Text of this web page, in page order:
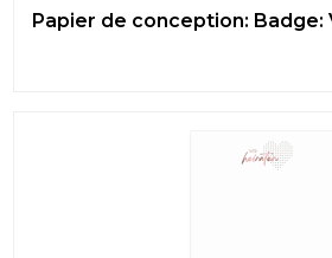
Papier de conception: Badge: